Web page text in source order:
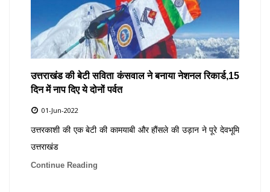
उत्तराखंड की बेटी सविता कंसवाल ने बनाया नेशनल रिकार्ड,15
दिन में नाप दिए ये दोनों पर्वत
01-Jun-2022
उत्तरकाशी की एक बेटी की कामयाबी और हौंसले की उड़ान ने पूरे देवभूमि
उत्तराखंड
Continue Reading